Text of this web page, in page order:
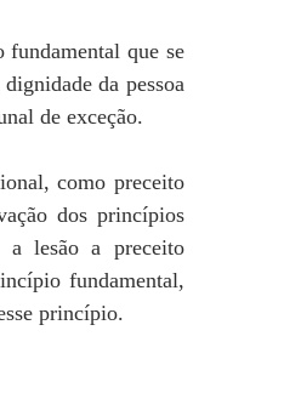
que se
da pessoa
de exceção.
como preceito
dos princípios
a lesão a preceito
fundamental,
princípio.